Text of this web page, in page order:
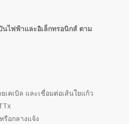
ไฟฟ้าและอิเล็กทรอนิกส์ ตาม
เคเบิล และเชื่อมต่อเส้นใยแก้ว
รือกลางแจ้ง